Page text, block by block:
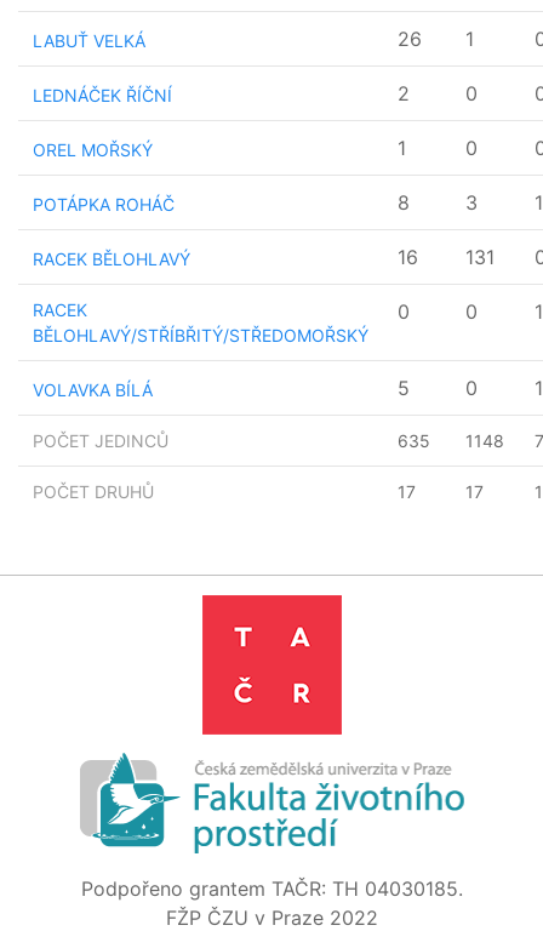
POČET JEDINCŮ 635 1148
POČET DRUHŮ 17 17
LABUŤ VELKÁ 26 1
LEDNÁČEK ŘÍČNÍ 2 0
OREL MOŘSKÝ 1 0
POTÁPKA ROHÁČ 8 3
RACEK BĚLOHLAVÝ 16 131
RACEK
BĚLOHLAVÝ/STŘÍBŘITÝ/STŘEDOMOŘSKÝ
0 0
VOLAVKA BÍLÁ 5 0
Podpořeno grantem TAČR: TH 04030185.
FŽP ČZU v Praze 2022